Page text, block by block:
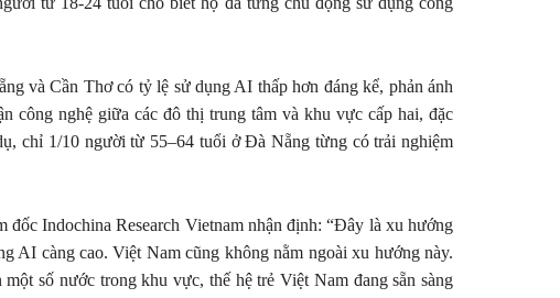
và Cần Thơ có tỷ lệ sử dụng AI thấp hơn đáng kể, phản ánh
công nghệ giữa các đô thị trung tâm và khu vực cấp hai, đặc
chỉ 1/10 người từ 55–64 tuổi ở Đà Nẵng từng có trải nghiệm
Indochina Research Vietnam nhận định: “Đây là xu hướng
AI càng cao. Việt Nam cũng không nằm ngoài xu hướng này.
số nước trong khu vực, thế hệ trẻ Việt Nam đang sẵn sàng